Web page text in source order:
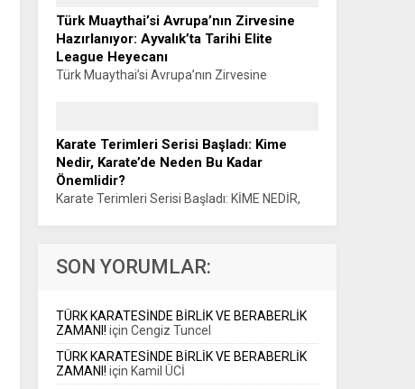
Türk Muaythai’si Avrupa’nın Zirvesine
Hazırlanıyor: Ayvalık’ta Tarihi Elite
League Heyecanı
Türk Muaythai’si Avrupa’nın Zirvesine
organizasyonlardaki yükselişini Avrupa’nın en
prestijli organizasyonlarından biriyle
sürdürüyor....
Karate Terimleri Serisi Başladı: Kime
Nedir, Karate’de Neden Bu Kadar
Önemlidir?
Karate Terimleri Serisi Başladı: KİME NEDİR,
aktarmayı amaçlayan...
SON YORUMLAR:
TÜRK KARATESİNDE BİRLİK VE BERABERLİK
ZAMANI! için Cengiz Tuncel
TÜRK KARATESİNDE BİRLİK VE BERABERLİK
ZAMANI! için Kamil ÜCİ